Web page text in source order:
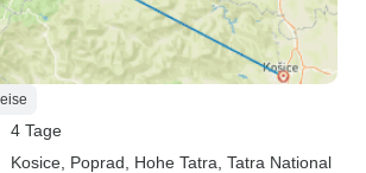
4 Tage
Kosice , Poprad , Hohe Tatra , Tatra National